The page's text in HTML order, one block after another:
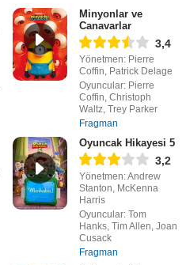
Minyonlar ve
Canavarlar
3,4
Yönetmen: Pierre
Coffin, Patrick Delage
Oyuncular: Pierre
Coffin, Christoph
Waltz, Trey Parker
Fragman
Oyuncak Hikayesi 5
3,2
Yönetmen: Andrew
Stanton, McKenna
Harris
Oyuncular: Tom
Hanks, Tim Allen, Joan
Cusack
Fragman